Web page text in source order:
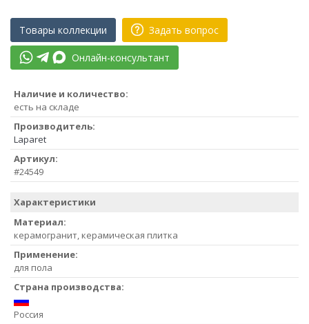
Товары коллекции Задать вопрос
Онлайн-консультант
Наличие и количество:
есть на складе
Производитель:
Laparet
Артикул:
#24549
Характеристики
Материал:
керамогранит, керамическая плитка
Применение:
для пола
Страна производства:
Россия